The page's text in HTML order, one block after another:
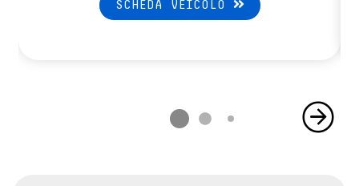
SCHEDA VEICOLO